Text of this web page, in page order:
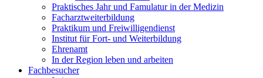
Praktisches Jahr und Famulatur in der Medizin
Facharztweiterbildung
Praktikum und Freiwilligendienst
Institut für Fort- und Weiterbildung
Ehrenamt
In der Region leben und arbeiten
Fachbesucher